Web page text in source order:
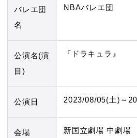
バレエ団
名
NBAバレエ団
公演名(演
目)
『ドラキュラ』
公演日 2023/08/05(土)～
会場 新国立劇場 中劇場